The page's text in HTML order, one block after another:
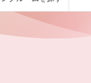
ルーム